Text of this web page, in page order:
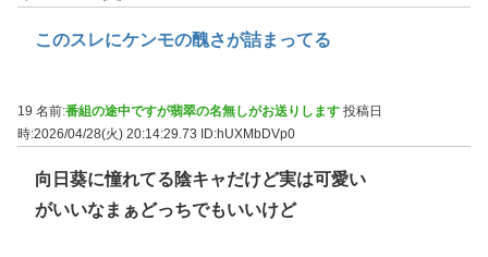
このスレにケンモの醜さが詰まってる
19 名前:番組の途中ですが翡翠の名無しがお送りします 投稿日
時:2026/04/28(火) 20:14:29.73
ID:hUXMbDVp0
向日葵に憧れてる陰キャだけど実は可愛い
がいいなまぁどっちでもいいけど